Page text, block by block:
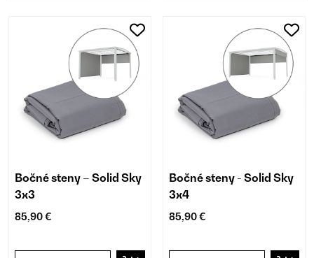
Bočné steny – Solid Sky
3x3
85,90 €
Bočné steny - Solid Sky
3x4
85,90 €